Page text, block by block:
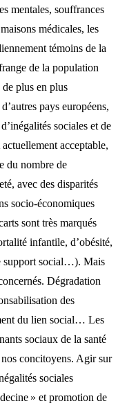
mentales, souffrances
médicales, les
témoins de la
de la population
de plus en plus
pays européens,
sociales et de
acceptable,
du nombre de
avec des disparités
socio-économiques
sont très marqués
infantile, d’obésité,
support social…). Mais
Dégradation
des
du lien social… Les
sociaux de la santé
nos concitoyens. Agir sur
sociales
» et promotion de